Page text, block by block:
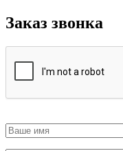
Заказ звонка